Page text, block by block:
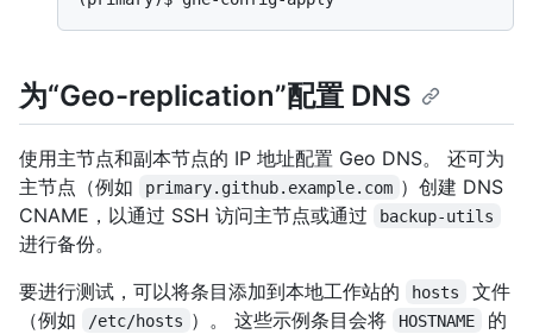
为“Geo-replication”配置 DNS
使用主节点和副本节点的 IP 地址配置 Geo DNS。 还可为
主节点（例如
primary.github.example.com ）创建 DNS
CNAME，以通过 SSH 访问主节点或通过
backup-utils
进行备份。
要进行测试，可以将条目添加到本地工作站的
hosts
文件
（例如
/etc/hosts ）。 这些示例条目会将 HOSTNAME
的